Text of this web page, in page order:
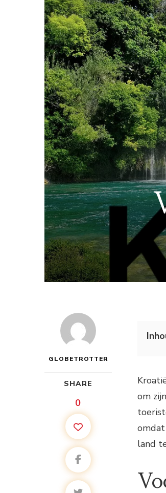
GLOBETROTTER
SHARE
0
om
land